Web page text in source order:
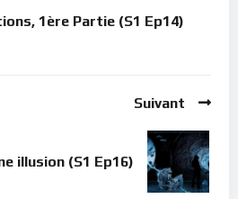
1ère Partie (S1 Ep14)
Suivant
illusion (S1 Ep16)